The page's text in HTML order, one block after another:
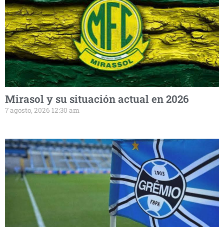
Mirasol y su situación actual en 2026
7 agosto, 2026 12:30 am